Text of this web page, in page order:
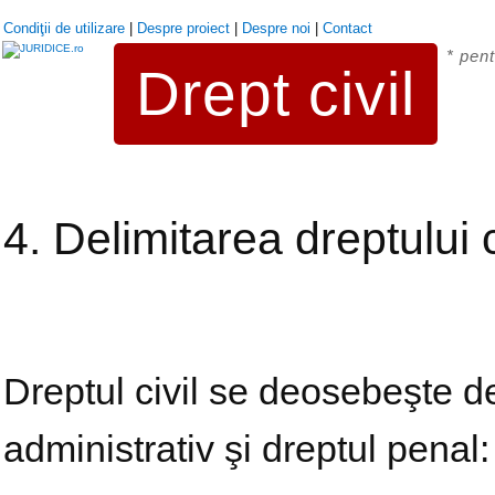
Condiţii de utilizare| Despre proiect| Despre noi Contact
Drept civil
*
4. Delimitarea dreptului
Dreptul civil se deosebeşte
administrativ şi dreptul penal: